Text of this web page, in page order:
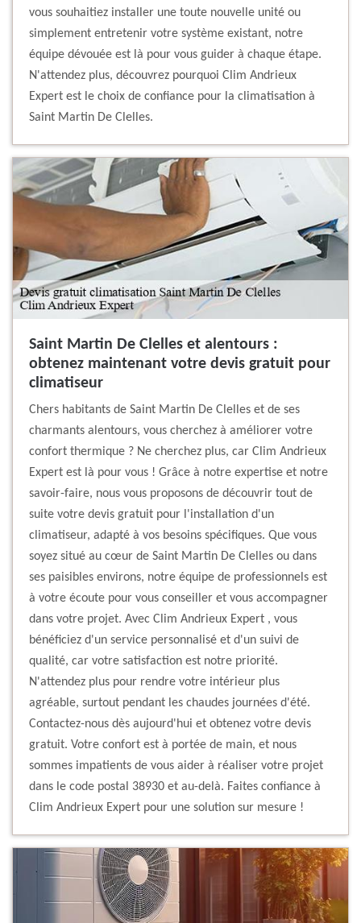
vous souhaitiez installer une toute nouvelle unité ou
simplement entretenir votre système existant, notre
équipe dévouée est là pour vous guider à chaque étape.
N'attendez plus, découvrez pourquoi Clim Andrieux
Expert est le choix de confiance pour la climatisation à
Saint Martin De Clelles.
Saint Martin De Clelles et alentours :
obtenez maintenant votre devis gratuit pour
climatiseur
Chers habitants de Saint Martin De Clelles et de ses
charmants alentours, vous cherchez à améliorer votre
confort thermique ? Ne cherchez plus, car Clim Andrieux
Expert est là pour vous ! Grâce à notre expertise et notre
savoir-faire, nous vous proposons de découvrir tout de
suite votre devis gratuit pour l'installation d'un
climatiseur, adapté à vos besoins spécifiques. Que vous
soyez situé au cœur de Saint Martin De Clelles ou dans
ses paisibles environs, notre équipe de professionnels est
à votre écoute pour vous conseiller et vous accompagner
dans votre projet. Avec Clim Andrieux Expert , vous
bénéficiez d'un service personnalisé et d'un suivi de
qualité, car votre satisfaction est notre priorité.
N'attendez plus pour rendre votre intérieur plus
agréable, surtout pendant les chaudes journées d'été.
Contactez-nous dès aujourd'hui et obtenez votre devis
gratuit. Votre confort est à portée de main, et nous
sommes impatients de vous aider à réaliser votre projet
dans le code postal 38930 et au-delà. Faites confiance à
Clim Andrieux Expert pour une solution sur mesure !